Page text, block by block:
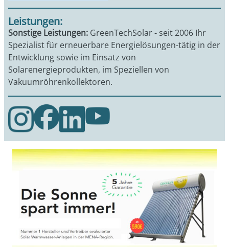
Leistungen:
Sonstige Leistungen: GreenTechSolar - seit 2006 Ihr
Spezialist für erneuerbare Energielösungen-tätig in der
Entwicklung sowie im Einsatz von
Solarenergieprodukten, im Speziellen von
Vakuumröhrenkollektoren.